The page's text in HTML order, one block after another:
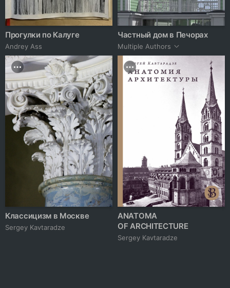
Прогулки по Калуге
Andrey Ass
Частный дом в Печорах
Multiple Authors
Классицизм в Москве
Sergey Kavtaradze
ANATOMA
OF ARCHITECTURE
Sergey Kavtaradze